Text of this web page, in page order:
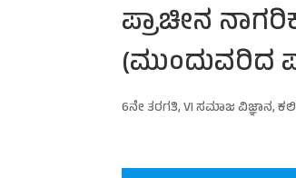
ಪ್ರಾಚೀನ
(ಮುಂದುವರಿದ
6ನೇ ತರಗತಿ,VI ಸಮಾಜ ವಿಜ್ಞಾನ,